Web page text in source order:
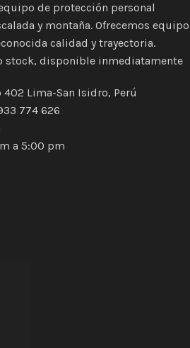
de protección personal
y montaña. Ofrecemos equipo
calidad y trayectoria.
stock, disponible inmediatamente
402 Lima-San Isidro, Perú
774 626
a 5:00 pm